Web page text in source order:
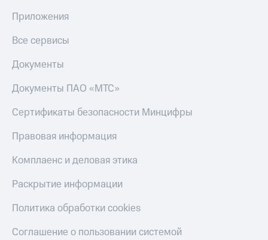
Приложения
Все сервисы
Документы
Документы ПАО «МТС»
Сертификаты безопасности Минцифры
Правовая информация
Комплаенс и деловая этика
Раскрытие информации
Политика обработки cookies
Соглашение о пользовании системой